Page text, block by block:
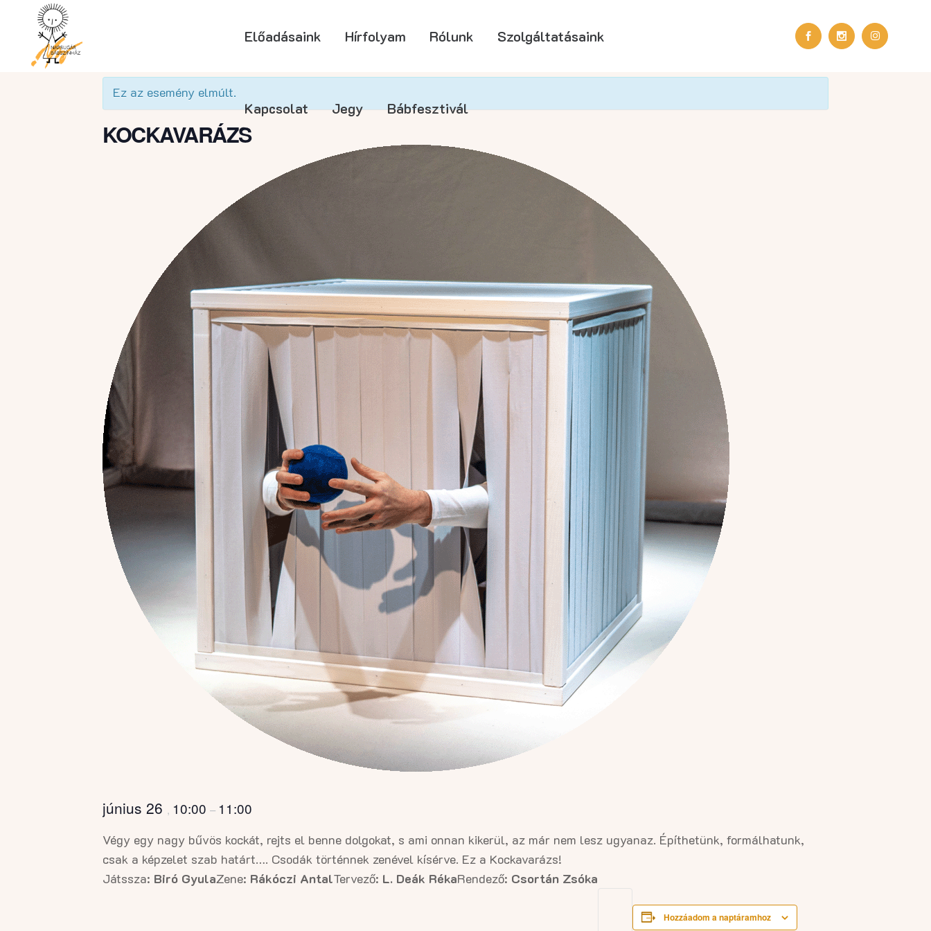
Előadásaink Hírfolyam Rólunk Szolgáltatásaink
Kapcsolat Jegy Bábfesztivál
Ez az esemény elmúlt.
KOCKAVARÁZS
június 26 , 10:00 – 11:00
Végy egy nagy bűvös kockát, rejts el benne dolgokat, s ami onnan kikerül, az már nem lesz ugyanaz. Építhetünk, formálhatunk,
csak a képzelet szab határt…. Csodák történnek zenével kísérve. Ez a Kockavarázs!
Játssza: Biró GyulaZene: Rákóczi AntalTervező: L. Deák RékaRendező: Csortán Zsóka
Hozzáadom a naptáramhoz